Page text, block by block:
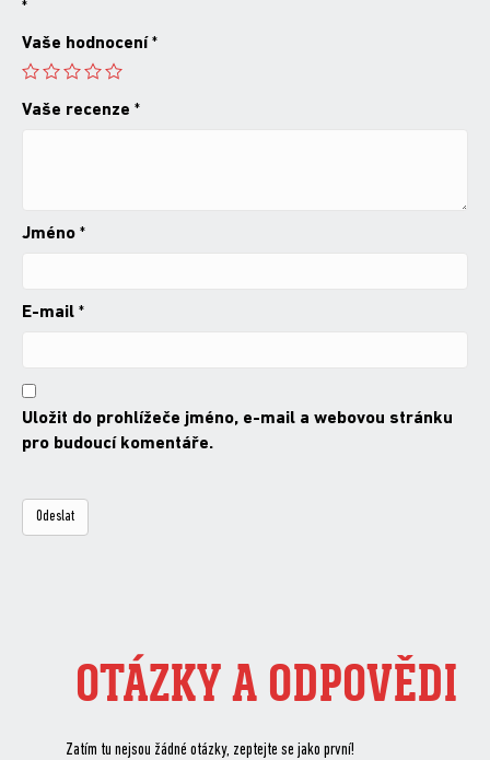
*
Vaše hodnocení *
Vaše recenze *
Jméno *
E-mail *
Uložit do prohlížeče jméno, e-mail a webovou stránku
pro budoucí komentáře.
OTÁZKY A ODPOVĚDI
Zatím tu nejsou žádné otázky, zeptejte se jako první!